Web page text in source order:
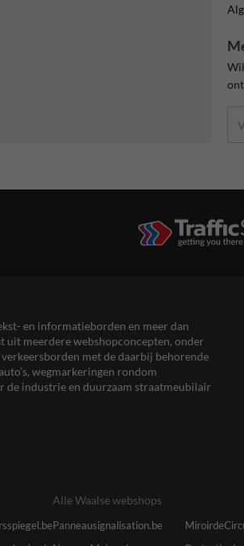
en informatieborden en meer dan
uit meerdere webshopconcepten, onder
met de daarbij behorende
wegmarkeringen rondom
de industrie en duurzaam straatmeubilair
Alle Waalse webshops
Panneausignalisation.be